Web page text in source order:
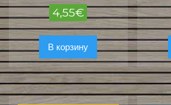
4,55€
В корзину